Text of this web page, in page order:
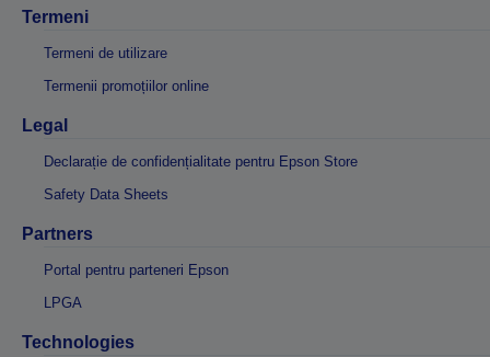
Termeni
Termeni de utilizare
Termenii promoțiilor online
Legal
Declarație de confidențialitate pentru Epson Store
Safety Data Sheets
Partners
Portal pentru parteneri Epson
LPGA
Technologies